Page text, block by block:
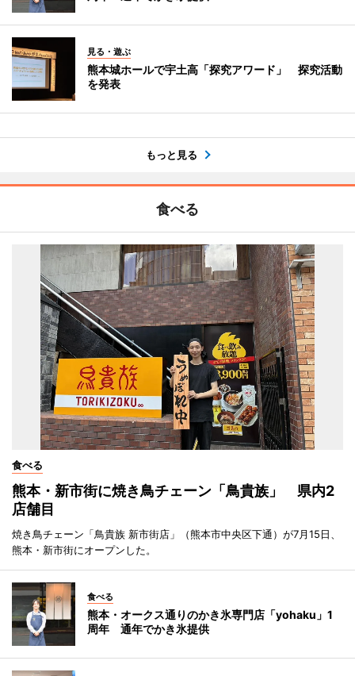
見る・遊ぶ
熊本城ホールで宇土高「探究アワード」 探究活動
を発表
もっと見る
食べる
食べる
熊本・新市街に焼き鳥チェーン「鳥貴族」 県内2
店舗目
焼き鳥チェーン「鳥貴族 新市街店」（熊本市中央区下通）が7月15日、
熊本・新市街にオープンした。
食べる
熊本・オークス通りのかき氷専門店「yohaku」1
周年 通年でかき氷提供